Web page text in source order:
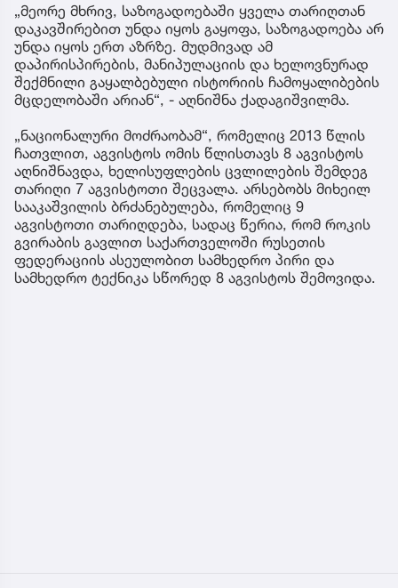
„მეორე მხრივ, საზოგადოებაში ყველა თარიღთან
დაკავშირებით უნდა იყოს გაყოფა, საზოგადოება არ
უნდა იყოს ერთ აზრზე. მუდმივად ამ
დაპირისპირების, მანიპულაციის და ხელოვნურად
შექმნილი გაყალბებული ისტორიის ჩამოყალიბების
მცდელობაში არიან“, - აღნიშნა ქადაგიშვილმა.
„ნაციონალური მოძრაობამ“, რომელიც 2013 წლის
ჩათვლით, აგვისტოს ომის წლისთავს 8 აგვისტოს
აღნიშნავდა, ხელისუფლების ცვლილების შემდეგ
თარიღი 7 აგვისტოთი შეცვალა. არსებობს მიხეილ
სააკაშვილის ბრძანებულება, რომელიც 9
აგვისტოთი თარიღდება, სადაც წერია, რომ როკის
გვირაბის გავლით საქართველოში რუსეთის
ფედერაციის ასეულობით სამხედრო პირი და
სამხედრო ტექნიკა სწორედ 8 აგვისტოს შემოვიდა.